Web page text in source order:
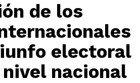
de los
electoral
nivel nacional